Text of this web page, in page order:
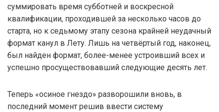
суммировать время субботней и воскресной
квалификации, проходившей за несколько часов до
старта, но к седьмому этапу сезона крайней неудачный
формат канул в Лету. Лишь на четвёртый год, наконец,
был найден формат, более-менее устроивший всех и
успешно просуществовавший следующие десять лет.
Теперь «осиное гнездо» разворошили вновь, в
последний момент решив ввести систему